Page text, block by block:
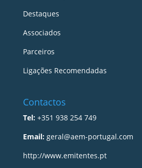
Destaques
Associados
Parceiros
Ligações Recomendadas
Contactos
Tel:+351 938 254 749
Email: geral@aem-portugal.com
http://www.emitentes.pt